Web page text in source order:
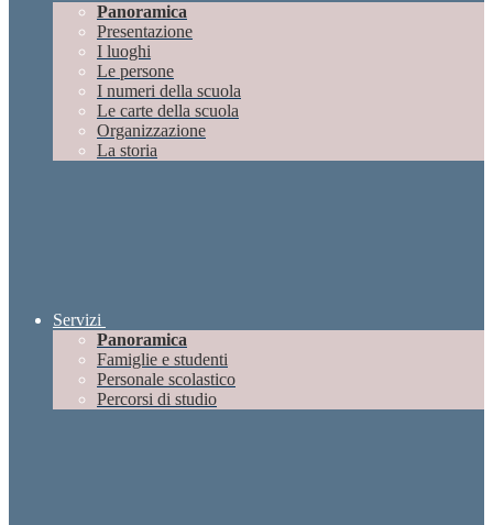
Panoramica
Presentazione
I luoghi
Le persone
I numeri della scuola
Le carte della scuola
Organizzazione
La storia
Servizi
Panoramica
Famiglie e studenti
Personale scolastico
Percorsi di studio